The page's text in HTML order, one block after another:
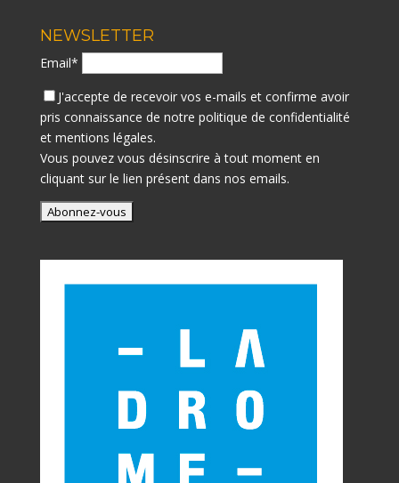
NEWSLETTER
Email*
J'accepte de recevoir vos e-mails et confirme avoir
pris connaissance de notre politique de confidentialité
et mentions légales.
Vous pouvez vous désinscrire à tout moment en
cliquant sur le lien présent dans nos emails.